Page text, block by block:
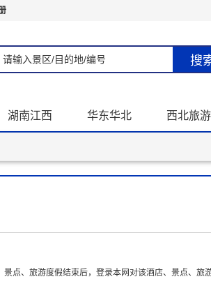
湖南江西 华东华北 西北旅游
点、旅游度假结束后，登录本网对该酒店、景点、旅